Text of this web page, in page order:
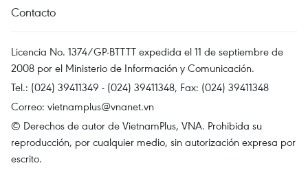
Contacto
Licencia No. 1374/GP-BTTTT expedida el 11 de septiembre de
2008 por el Ministerio de Información y Comunicación.
Tel.: (024) 39411349 - (024) 39411348, Fax: (024) 39411348
Correo: vietnamplus@vnanet.vn
© Derechos de autor de VietnamPlus, VNA. Prohibida su
reproducción, por cualquier medio, sin autorización expresa por
escrito.